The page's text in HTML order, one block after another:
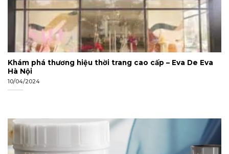
Khám phá thương hiệu thời trang cao cấp – Eva De Eva
Hà Nội
10/04/2024